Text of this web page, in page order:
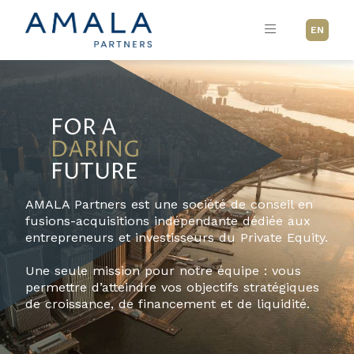
EN
FOR A
DARING
FUTURE
AMALA Partners est une société de conseil en
fusions-acquisitions indépendante dédiée aux
entrepreneurs et investisseurs du Private Equity.
Une seule mission pour notre équipe : vous
permettre d’atteindre vos objectifs stratégiques
de croissance, de financement et de liquidité.